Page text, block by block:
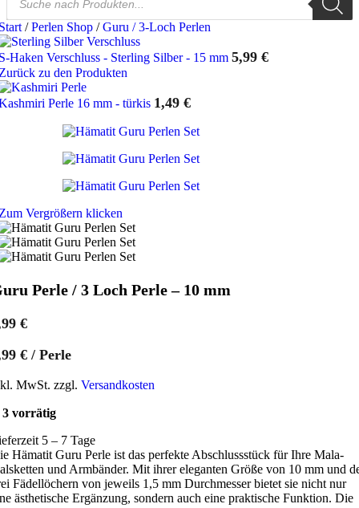
search
/ Perlen Shop / Guru / 3-Loch Perlen
Haken Verschluss - Sterling Silber - 15 mm 5,99 €
zu den Produkten
Perle 16 mm - türkis 1,49 €
Vergrößern klicken
Perle / 3 Loch Perle – 10 mm
€
€ / Perle
MwSt. zzgl. Versandkosten
3 vorrätig
5 – 7 Tage
Hämatit Guru Perle ist das perfekte Abschlussstück für Ihre Mala-
und Armbänder. Mit ihrer eleganten Größe von 10 mm und
Fädellöchern von jeweils 1,5 mm Durchmesser bietet sie nicht nur
ästhetische Ergänzung, sondern auch eine praktische Funktion. Die